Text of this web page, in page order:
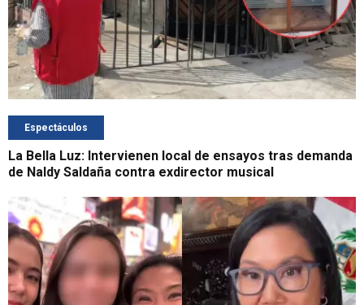
Espectáculos
La Bella Luz: Intervienen local de ensayos tras demanda
de Naldy Saldaña contra exdirector musical